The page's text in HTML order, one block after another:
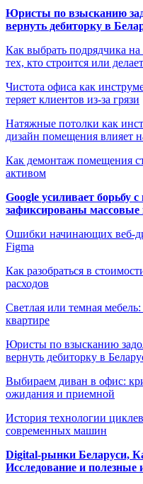
Юристы по взысканию
вернуть дебиторку в
Как выбрать подрядчика
тех, кто строится или
Чистота офиса как
теряет клиентов из-за грязи
Натяжные потолки как
дизайн помещения влияет
Как демонтаж помещения
активом
Google усиливает борьбу
зафиксированы массовые
Ошибки начинающих веб-
Figma
Как разобраться в
расходов
Светлая или темная
квартире
Юристы по взысканию
вернуть дебиторку в
Выбираем диван в офис:
ожидания и приемной
История технологии
современных машин
Digital-рынки Беларуси,
Исследование и полезные